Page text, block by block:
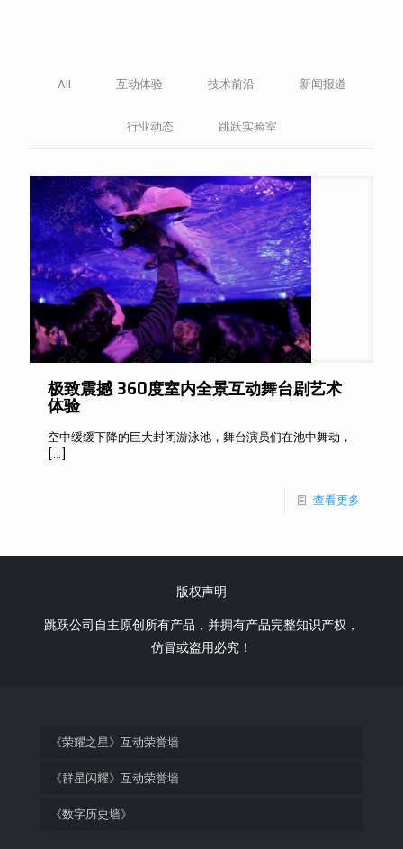
All 互动体验 技术前沿 新闻报道
行业动态 跳跃实验室
极致震撼 360度室内全景互动舞台剧艺术
体验
空中缓缓下降的巨大封闭游泳池，舞台演员们在池中舞动，
[…]
查看更多
版权声明
跳跃公司自主原创所有产品，并拥有产品完整知识产权，
仿冒或盗用必究！
《荣耀之星》互动荣誉墙
《群星闪耀》互动荣誉墙
《数字历史墙》